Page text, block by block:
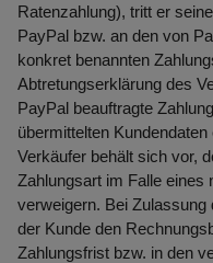
Ratenzahlung), tritt er
PayPal bzw. an den von
konkret benannten
Abtretungserklärung des
PayPal beauftragte
übermittelten
Verkäufer behält sich vor,
Zahlungsart im Falle eines
verweigern. Bei Zulassung
der Kunde den
Zahlungsfrist bzw. in den